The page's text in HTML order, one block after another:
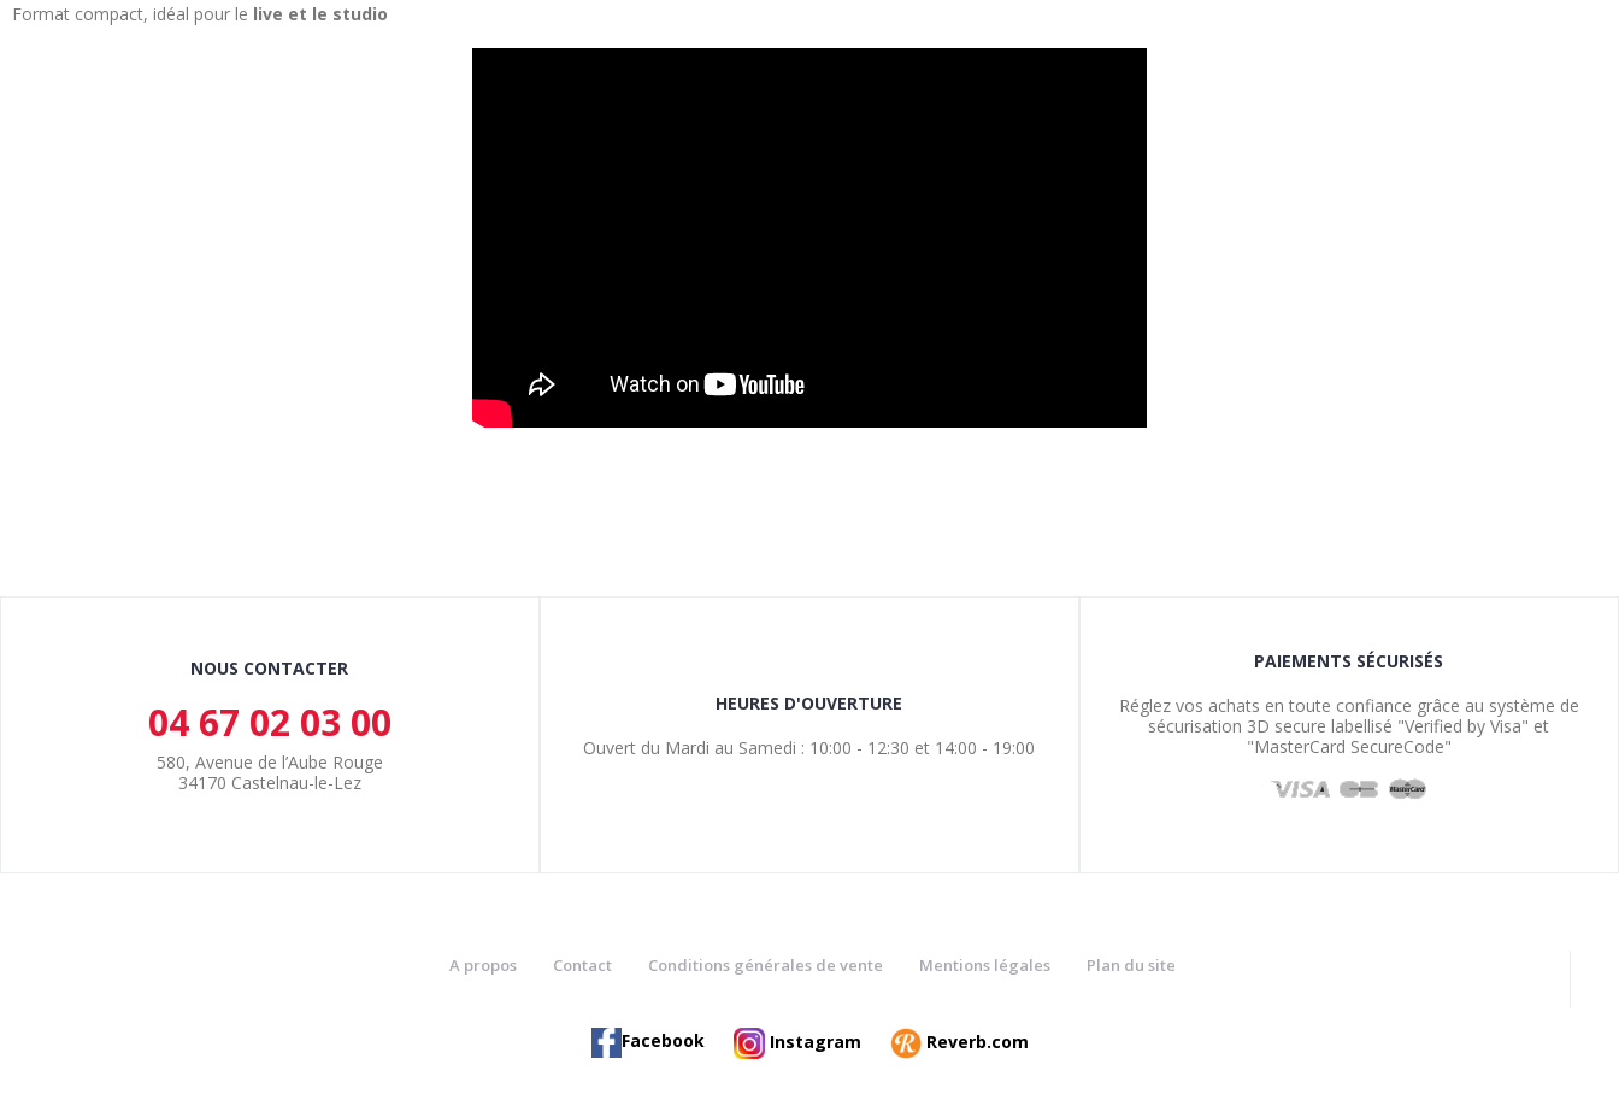
Format compact, idéal pour le live et le studio
NOUS CONTACTER
04 67 02 03 00
580, Avenue de l’Aube Rouge
34170 Castelnau-le-Lez
HEURES D'OUVERTURE
Ouvert du Mardi au Samedi : 10:00 - 12:30 et 14:00 - 19:00
PAIEMENTS SÉCURISÉS
Réglez vos achats en toute confiance grâce au système de
sécurisation 3D secure labellisé "Verified by Visa" et
"MasterCard SecureCode"
A propos Contact Conditions générales de vente Mentions légales Plan du site
Facebook Instagram Reverb.com